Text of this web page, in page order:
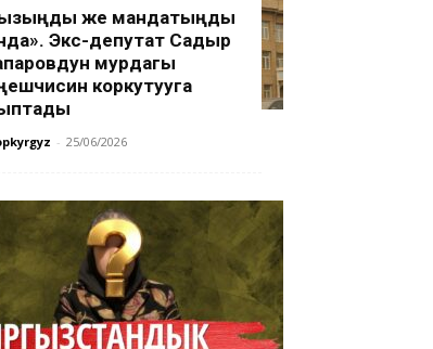
же мандатыңды
Экс-депутат Садыр
мурдагы
коркутууга
- 25/06/2026